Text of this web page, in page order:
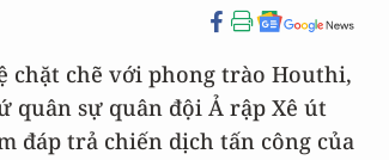
chặt chẽ với phong trào Houthi,
quân sự quân đội Ả rập Xê út
đáp trả chiến dịch tấn công của